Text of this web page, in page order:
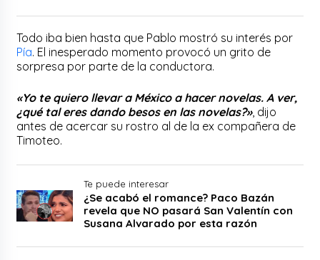
Todo iba bien hasta que Pablo mostró su interés por
Pía. El inesperado momento provocó un grito de
sorpresa por parte de la conductora.
«Yo te quiero llevar a México a hacer novelas. A ver,
¿qué tal eres dando besos en las novelas?», dijo
antes de acercar su rostro al de la ex compañera de
Timoteo.
Te puede interesar
¿Se acabó el romance? Paco Bazán
revela que NO pasará San Valentín con
Susana Alvarado por esta razón